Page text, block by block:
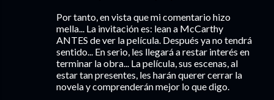
Por tanto, en vista que mi comentario hizo
mella... La invitación es: lean a McCarthy
ANTES de ver la película. Después ya no tendrá
sentido... En serio, les llegará a restar interés en
terminar la obra... La película, sus escenas, al
estar tan presentes, les harán querer cerrar la
novela y comprenderán mejor lo que digo.